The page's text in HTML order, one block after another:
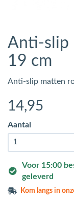
Anti-slip
19 cm
Anti-slip matten
14,95
Aantal
Voor 15:00
geleverd
Kom langs in